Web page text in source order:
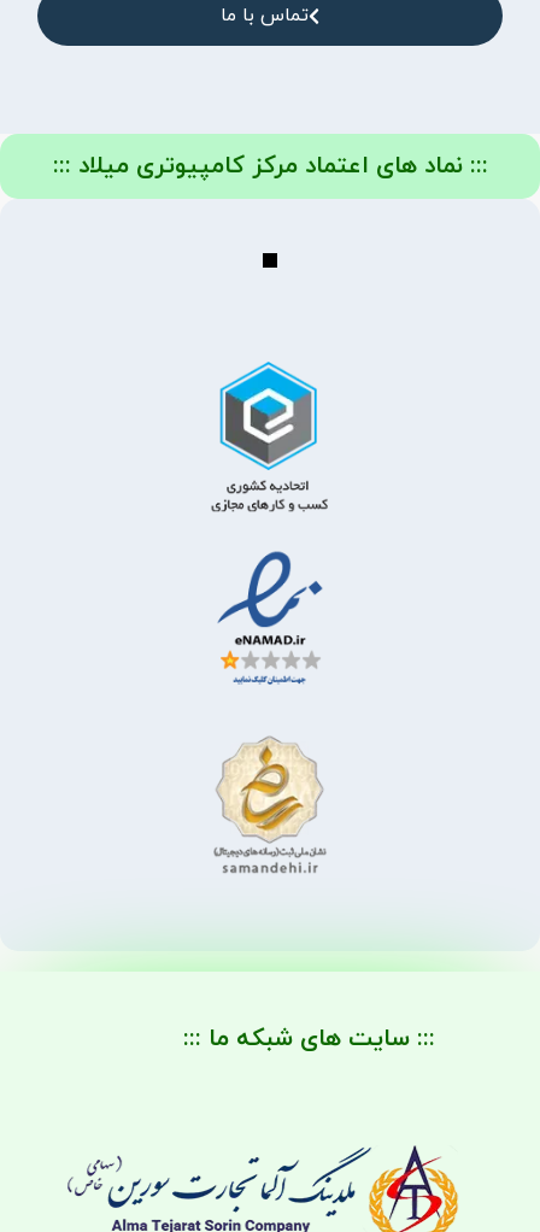
تماس با ما
::: نماد های اعتماد مرکز کامپیوتری میلاد :::
::: سایت های شبکه ما :::